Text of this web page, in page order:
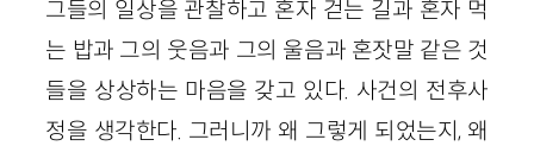
그들의 일상을 관찰하고 혼자 걷는 길과 혼자 먹
는 밥과 그의 웃음과 그의 울음과 혼잣말 같은 것
들을 상상하는 마음을 갖고 있다. 사건의 전후사
정을 생각한다. 그러니까 왜 그렇게 되었는지, 왜